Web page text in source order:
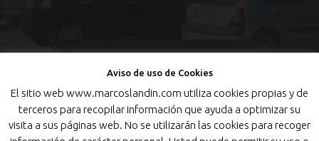
Aviso de uso de Cookies
El sitio web www.marcoslandin.com utiliza cookies propias y de
terceros para recopilar información que ayuda a optimizar su
visita a sus páginas web. No se utilizarán las cookies para recoger